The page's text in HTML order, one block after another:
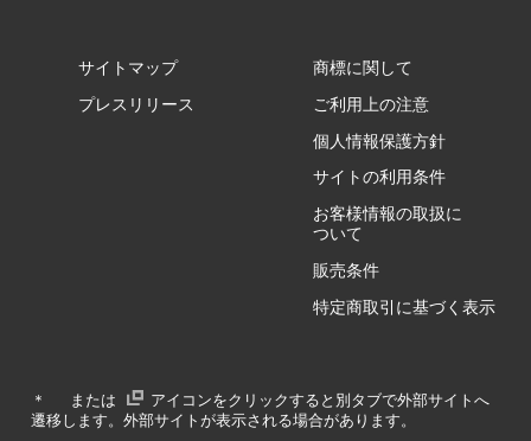
GZ/HA
サイトマップ
プレスリリース
商標に関して
ご利用上の注意
個人情報保護方針
サイトの利用条件
お客様情報の取扱に
ついて
販売条件
特定商取引に基づく表示
＊ または
アイコンをクリックすると別タブで外部サイトへ
遷移します。外部サイトが表示される場合があります。